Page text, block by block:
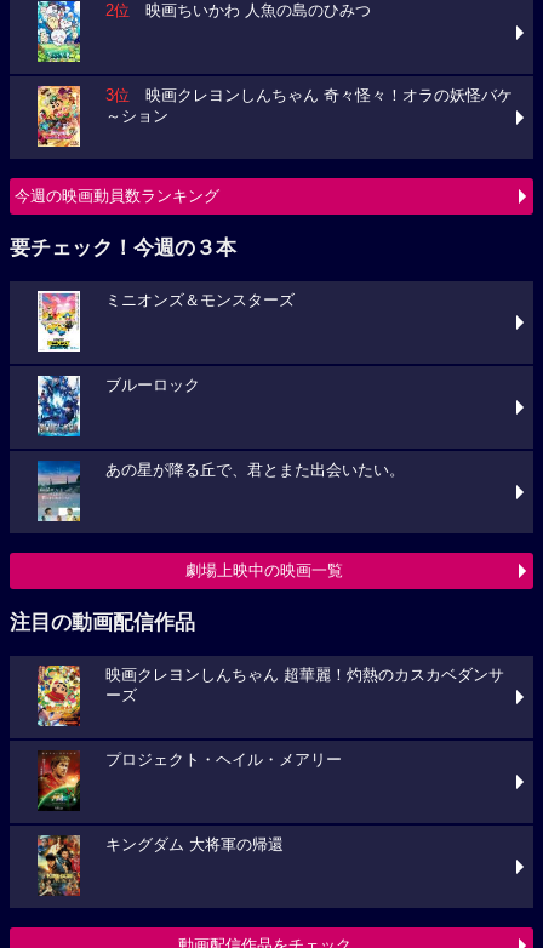
2位 映画ちいかわ 人魚の島のひみつ
3位 映画クレヨンしんちゃん 奇々怪々！オラの妖怪バケ
～ション
今週の映画動員数ランキング
要チェック！今週の３本
ミニオンズ＆モンスターズ
ブルーロック
あの星が降る丘で、君とまた出会いたい。
劇場上映中の映画一覧
注目の動画配信作品
映画クレヨンしんちゃん 超華麗！灼熱のカスカベダンサ
ーズ
プロジェクト・ヘイル・メアリー
キングダム 大将軍の帰還
動画配信作品をチェック